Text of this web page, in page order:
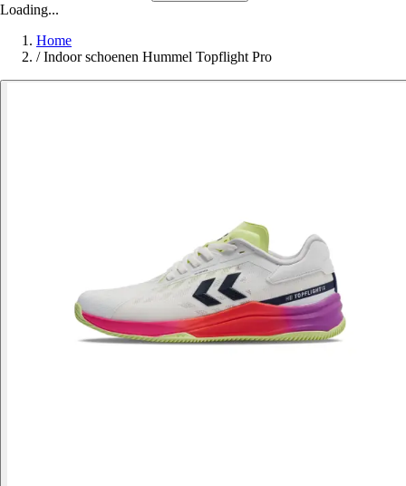
Loading...
Home
/ Indoor schoenen Hummel Topflight Pro